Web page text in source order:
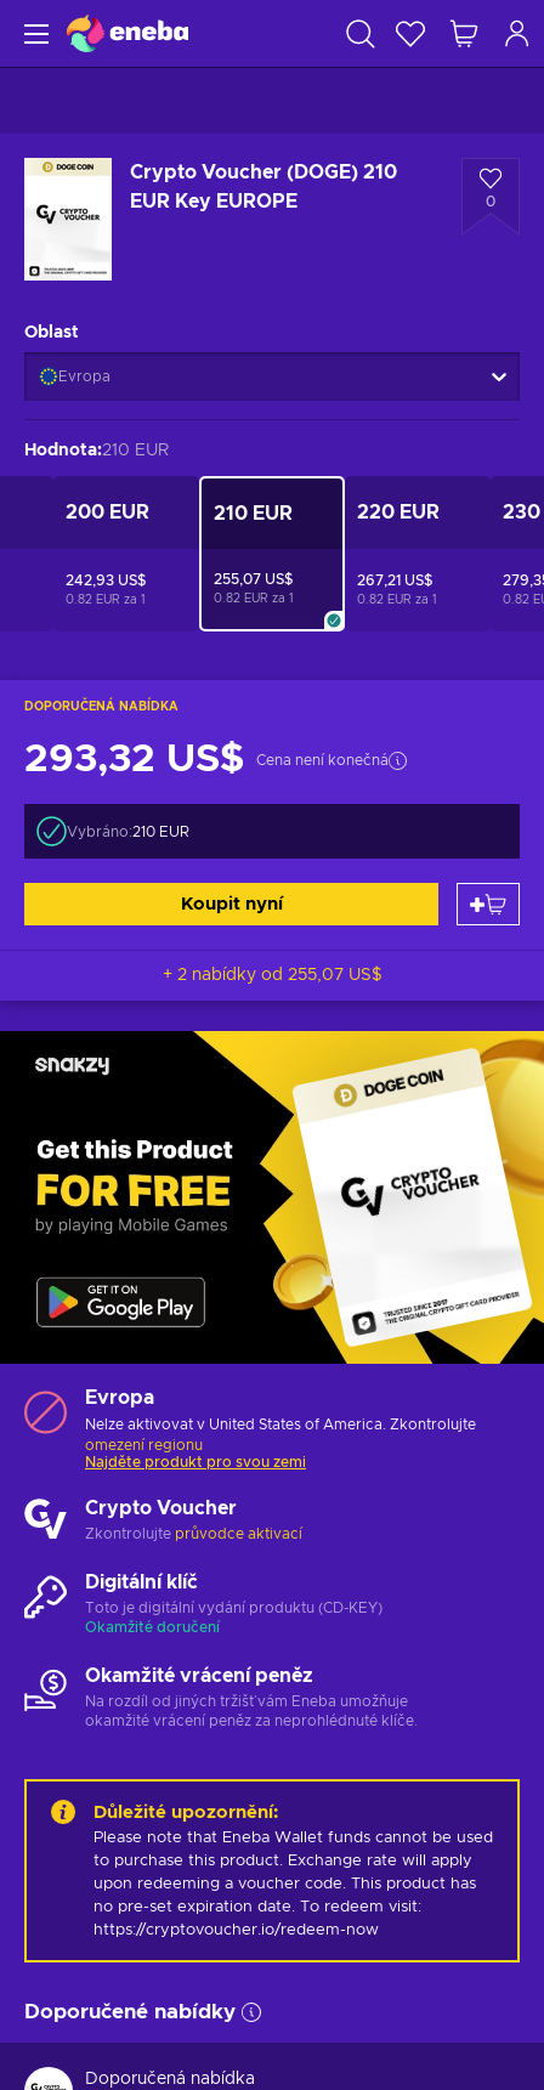
Crypto Voucher (DOGE) 210
EUR Key EUROPE
0
DOPORUČENÁ NABÍDKA
293,32 US$ Cena není konečná
Vybráno:210 EUR
Koupit nyní
+ 2 nabídky od 255,07 US$
Evropa
Nelze aktivovat v United States of America. Zkontrolujte
omezení regionu
Najděte produkt pro svou zemi
Crypto Voucher
Zkontrolujte průvodce aktivací
Digitální klíč
Toto je digitální vydání produktu (CD-KEY)
Okamžité doručení
Okamžité vrácení peněz
Na rozdíl od jiných tržišť vám Eneba umožňuje
okamžité vrácení peněz za neprohlédnuté klíče.
Oblast
Evropa
Hodnota:210 EUR
200 EUR
242,93 US$
0.82 EUR za 1
210 EUR
255,07 US$
0.82 EUR za 1
220 EUR
267,21 US$
0.82 EUR za 1
230
0.82
Důležité upozornění:
Please note that Eneba Wallet funds cannot be used
to purchase this product. Exchange rate will apply
upon redeeming a voucher code. This product has
no pre-set expiration date. To redeem visit:
https://cryptovoucher.io/redeem-now
Doporučené nabídky
Doporučená nabídka